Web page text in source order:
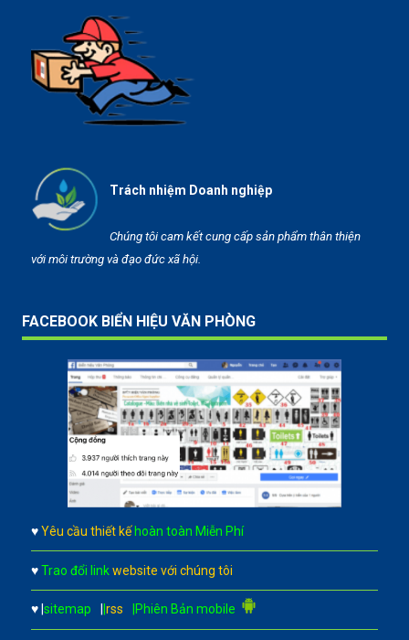
Trách nhiệm Doanh nghiệp
Chúng tôi cam kết cung cấp sản phẩm thân thiện
với môi trường và đạo đức xã hội.
FACEBOOK BIỂN HIỆU VĂN PHÒNG
♥ Yêu cầu thiết kế hoàn toàn Miễn Phí
♥ Trao đổi link website với chúng tôi
♥ |sitemap |rss |Phiên Bản mobile